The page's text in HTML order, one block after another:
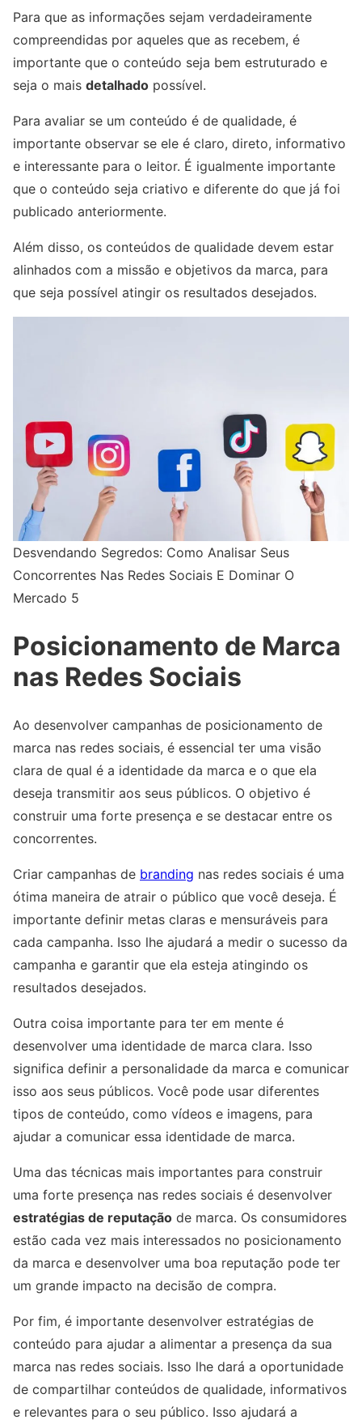
Para que as informações sejam verdadeiramente
compreendidas por aqueles que as recebem, é
importante que o conteúdo seja bem estruturado e
seja o mais detalhado possível.
Para avaliar se um conteúdo é de qualidade, é
importante observar se ele é claro, direto, informativo
e interessante para o leitor. É igualmente importante
que o conteúdo seja criativo e diferente do que já foi
publicado anteriormente.
Além disso, os conteúdos de qualidade devem estar
alinhados com a missão e objetivos da marca, para
que seja possível atingir os resultados desejados.
Desvendando Segredos: Como Analisar Seus
Concorrentes Nas Redes Sociais E Dominar O
Mercado 5
Posicionamento de Marca
nas Redes Sociais
Ao desenvolver campanhas de posicionamento de
marca nas redes sociais, é essencial ter uma visão
clara de qual é a identidade da marca e o que ela
deseja transmitir aos seus públicos. O objetivo é
construir uma forte presença e se destacar entre os
concorrentes.
Criar campanhas de branding nas redes sociais é uma
ótima maneira de atrair o público que você deseja. É
importante definir metas claras e mensuráveis para
cada campanha. Isso lhe ajudará a medir o sucesso da
campanha e garantir que ela esteja atingindo os
resultados desejados.
Outra coisa importante para ter em mente é
desenvolver uma identidade de marca clara. Isso
significa definir a personalidade da marca e comunicar
isso aos seus públicos. Você pode usar diferentes
tipos de conteúdo, como vídeos e imagens, para
ajudar a comunicar essa identidade de marca.
Uma das técnicas mais importantes para construir
uma forte presença nas redes sociais é desenvolver
estratégias de reputação de marca. Os consumidores
estão cada vez mais interessados no posicionamento
da marca e desenvolver uma boa reputação pode ter
um grande impacto na decisão de compra.
Por fim, é importante desenvolver estratégias de
conteúdo para ajudar a alimentar a presença da sua
marca nas redes sociais. Isso lhe dará a oportunidade
de compartilhar conteúdos de qualidade, informativos
e relevantes para o seu público. Isso ajudará a